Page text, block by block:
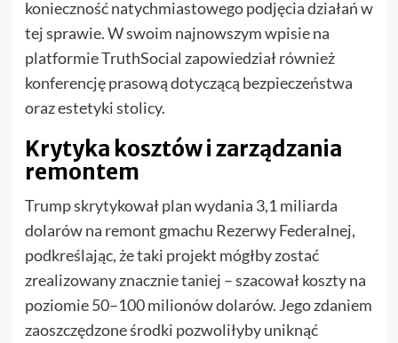
konieczność natychmiastowego podjęcia działań w
tej sprawie. W swoim najnowszym wpisie na
platformie TruthSocial zapowiedział również
konferencję prasową dotyczącą bezpieczeństwa
oraz estetyki stolicy.
Krytyka kosztów i zarządzania
remontem
Trump skrytykował plan wydania 3,1 miliarda
dolarów na remont gmachu Rezerwy Federalnej,
podkreślając, że taki projekt mógłby zostać
zrealizowany znacznie taniej – szacował koszty na
poziomie 50–100 milionów dolarów. Jego zdaniem
zaoszczędzone środki pozwoliłyby uniknąć